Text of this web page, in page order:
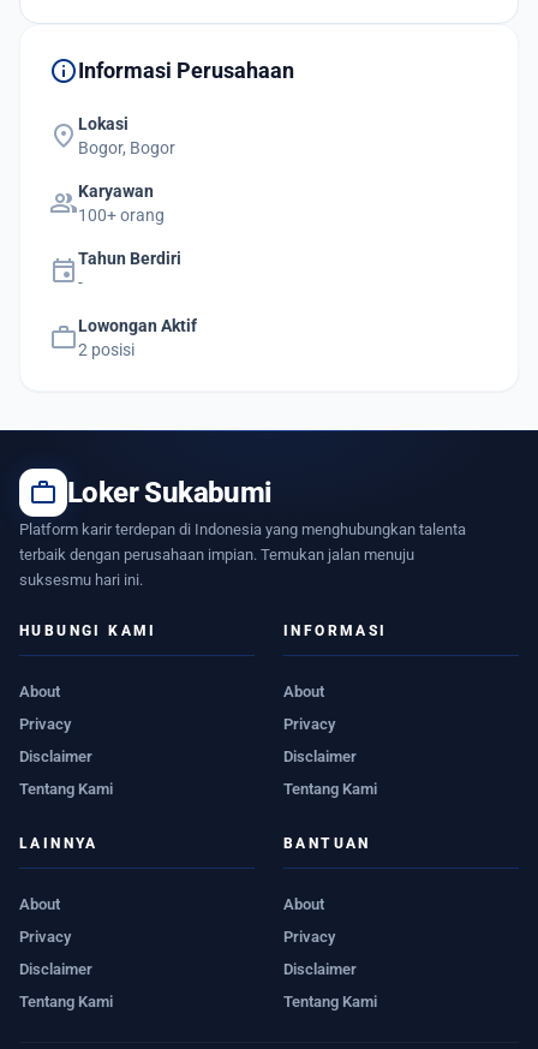
infoInformasi Perusahaan
location_on Lokasi
Bogor, Bogor
groupKaryawan
100+ orang
eventTahun Berdiri
-
workLowongan Aktif
2 posisi
work Loker Sukabumi
Platform karir terdepan di Indonesia yang menghubungkan talenta
terbaik dengan perusahaan impian. Temukan jalan menuju
suksesmu hari ini.
HUBUNGI KAMI
About
Privacy
Disclaimer
Tentang Kami
INFORMASI
About
Privacy
Disclaimer
Tentang Kami
LAINNYA
About
Privacy
Disclaimer
Tentang Kami
BANTUAN
About
Privacy
Disclaimer
Tentang Kami